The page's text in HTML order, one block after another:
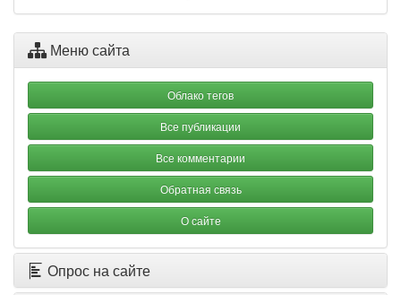
Меню сайта
Облако тегов
Все публикации
Все комментарии
Обратная связь
О сайте
Опрос на сайте